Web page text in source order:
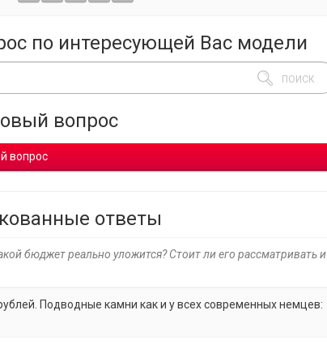
по интересующей Вас модели
вопрос
вопрос
ответы
бюджет реально уложится? Стоит ли его рассматривать и
Подводные камни как и у всех современных немцев: